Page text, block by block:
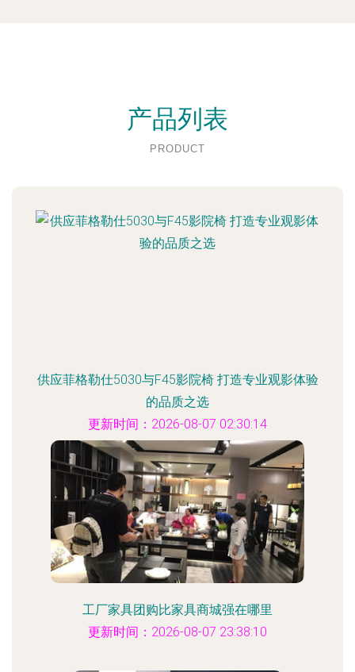
产品列表
PRODUCT
供应菲格勒仕5030与F45影院椅 打造专业观影体验
的品质之选
更新时间：2026-08-07 02:30:14
工厂家具团购比家具商城强在哪里
更新时间：2026-08-07 23:38:10